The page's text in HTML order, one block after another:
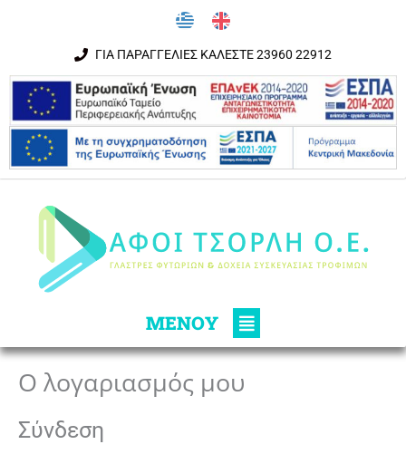
Μετάβαση στο περιεχόμενο
ΓΙΑ ΠΑΡΑΓΓΕΛΙΕΣ ΚΑΛΕΣΤΕ 23960 22912
Main
Menu
ΜΕΝΟΥ
Ο λογαριασμός μου
Σύνδεση
Απαιτείται
Απαιτείται